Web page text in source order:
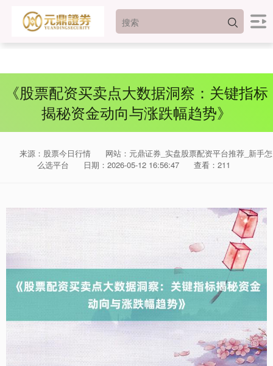
《股票配资买卖点大数据洞察：关键指标
揭秘资金动向与涨跌幅趋势》
来源：股票今日行情
网站：元鼎证券_实盘股票配资平台推荐_新手怎
么选平台
日期：2026-05-12 16:56:47 查看：211